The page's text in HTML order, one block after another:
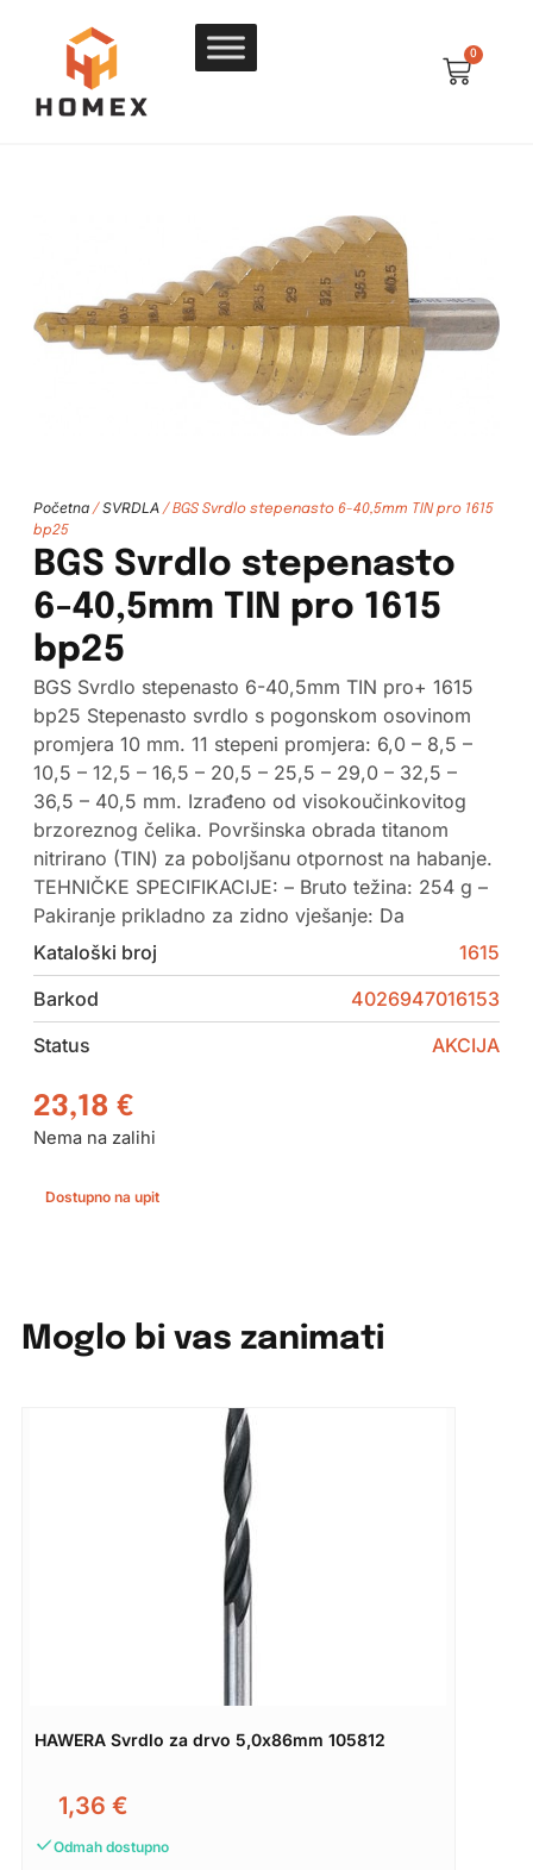
0
Početna/ SVRDLA/ BGS Svrdlo stepenasto 6-40,5mm TIN pro 1615
bp25
BGS Svrdlo stepenasto
6-40,5mm TIN pro 1615
bp25
BGS Svrdlo stepenasto 6-40,5mm TIN pro+ 1615
bp25 Stepenasto svrdlo s pogonskom osovinom
promjera 10 mm. 11 stepeni promjera: 6,0 – 8,5 –
10,5 – 12,5 – 16,5 – 20,5 – 25,5 – 29,0 – 32,5 –
36,5 – 40,5 mm. Izrađeno od visokoučinkovitog
brzoreznog čelika. Površinska obrada titanom
nitrirano (TIN) za poboljšanu otpornost na habanje.
TEHNIČKE SPECIFIKACIJE: – Bruto težina: 254 g –
Pakiranje prikladno za zidno vješanje: Da
Kataloški broj
1615
Barkod
4026947016153
Status
AKCIJA
23,18 €
Nema na zalihi
Dostupno na upit
Moglo bi vas zanimati
HAWERA Svrdlo za drvo 5,0x86mm 105812
1,36 €
Odmah dostupno